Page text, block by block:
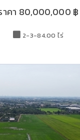
าคา 80,000,000 ฿
2-3-84.00 ไร่